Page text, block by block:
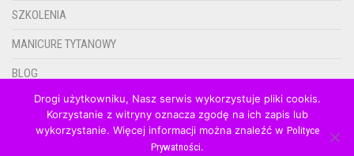
SZKOLENIA
MANICURE TYTANOWY
BLOG
KONTAKT
0.00ZŁ
Drogi użytkowniku, Nasz serwis wykorzystuje pliki cookis.
Korzystanie z witryny oznacza zgodę na ich zapis lub
wykorzystanie. Więcej informacji można znaleźć w Polityce
Prywatności.